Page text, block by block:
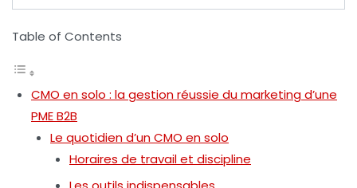
Table of Contents
CMO en solo : la gestion réussie du marketing d’une
PME B2B
Le quotidien d’un CMO en solo
Horaires de travail et discipline